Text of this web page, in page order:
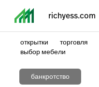
richyess.com
открытки торговля
выбор мебели
банкротство